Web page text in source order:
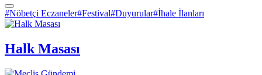
#Nöbetçi Eczaneler#Festival#Duyurular#İhale İlanları
Halk Masası